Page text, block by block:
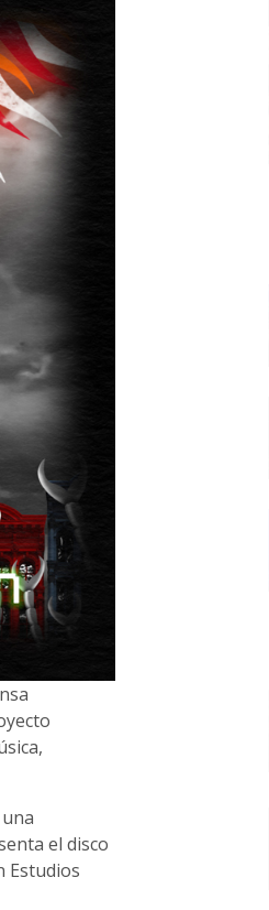
el disco
Estudios